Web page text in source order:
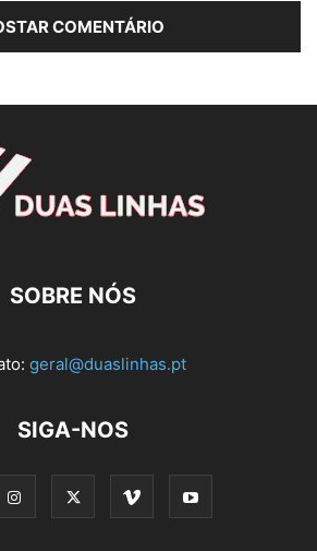
SOBRE NÓS
geral@duaslinhas.pt
SIGA-NOS